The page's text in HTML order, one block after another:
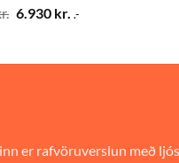
Original
9.900 kr..
6.930 kr. Current
6.930 kr..
.-
er rafvöruverslun með